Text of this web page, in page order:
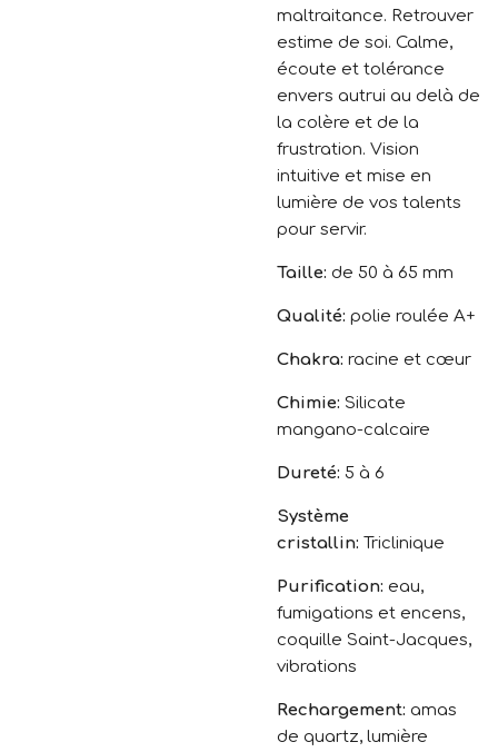
maltraitance. Retrouver
estime de soi. Calme,
écoute et tolérance
envers autrui au delà de
la colère et de la
frustration. Vision
intuitive et mise en
lumière de vos talents
pour servir.
Taille: de 50 à 65 mm
Qualité: polie roulée A+
Chakra: racine et cœur
Chimie: Silicate
mangano-calcaire
Dureté: 5 à 6
Système
cristallin: Triclinique
Purification: eau,
fumigations et encens,
coquille Saint-Jacques,
vibrations
Rechargement: amas
de quartz, lumière